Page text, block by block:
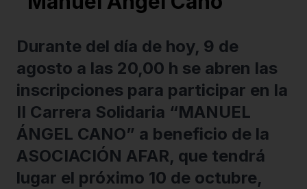
Durante del día de hoy, 9 de
agosto a las 20,00 h se abren las
inscripciones para participar en la
II Carrera Solidaria “MANUEL
ÁNGEL CANO” a beneficio de la
ASOCIACIÓN AFAR, que tendrá
lugar el próximo 10 de octubre,